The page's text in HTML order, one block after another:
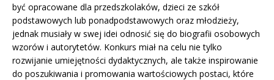
być opracowane dla przedszkolaków, dzieci ze szkół
podstawowych lub ponadpodstawowych oraz młodzieży,
jednak musiały w swej idei odnosić się do biografii osobowych
wzorów i autorytetów. Konkurs miał na celu nie tylko
rozwijanie umiejętności dydaktycznych, ale także inspirowanie
do poszukiwania i promowania wartościowych postaci, które